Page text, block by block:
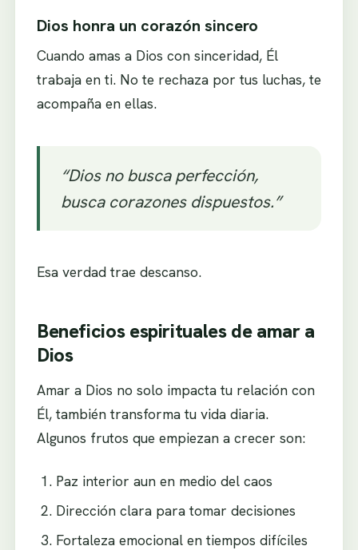
Dios honra un corazón sincero
Cuando amas a Dios con sinceridad, Él
trabaja en ti. No te rechaza por tus luchas, te
acompaña en ellas.
“Dios no busca perfección,
busca corazones dispuestos.”
Esa verdad trae descanso.
Beneficios espirituales de amar a
Dios
Amar a Dios no solo impacta tu relación con
Él, también transforma tu vida diaria.
Algunos frutos que empiezan a crecer son:
Paz interior aun en medio del caos
Dirección clara para tomar decisiones
Fortaleza emocional en tiempos difíciles